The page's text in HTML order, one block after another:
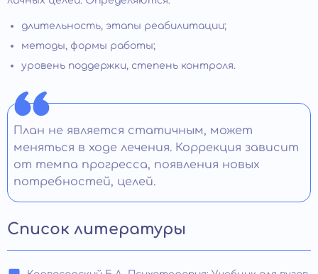
длительность, этапы реабилитации;
методы, формы работы;
уровень поддержки, степень контроля.
План не является статичным, может
меняться в ходе лечения. Коррекция зависит
от темпа прогресса, появления новых
потребностей, целей.
Список литературы